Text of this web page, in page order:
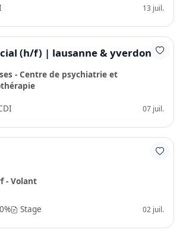
13 juil.
(h/f) | lausanne & yverdon
- Centre de psychiatrie et
07 juil.
- Volant
Stage 02 juil.